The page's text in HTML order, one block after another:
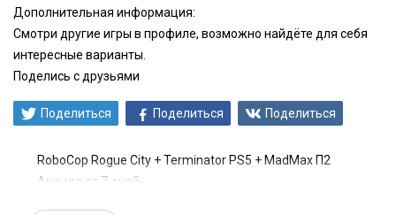
Дополнительная информация:
Смотри другие игры в профиле, возможно найдёте для себя
интересные варианты.
Поделись с друзьями
Поделиться Поделиться Поделиться
RoboCop Rogue Сity + Terminator PS5 + МadMax П2
Аренда от 7 дней